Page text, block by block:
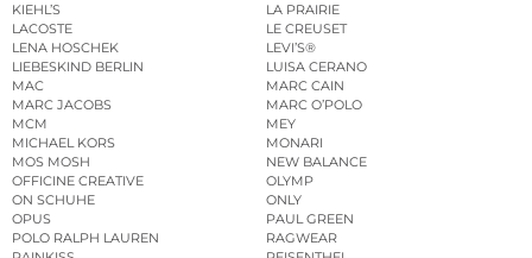
KIEHL’S
LA PRAIRIE
LACOSTE
LE CREUSET
LENA HOSCHEK
LEVI’S®
LIEBESKIND BERLIN
LUISA CERANO
MAC
MARC CAIN
MARC JACOBS
MARC O’POLO
MCM
MEY
MICHAEL KORS
MONARI
MOS MOSH
NEW BALANCE
OFFICINE CREATIVE
OLYMP
ON SCHUHE
ONLY
OPUS
PAUL GREEN
POLO RALPH LAUREN
RAGWEAR